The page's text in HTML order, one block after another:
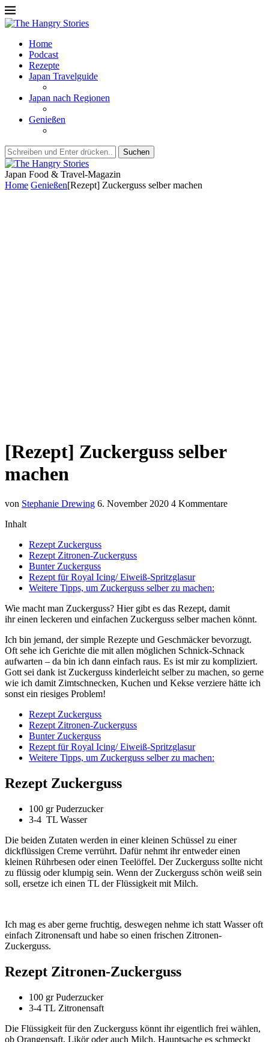
Home
Podcast
Rezepte
Japan Travelguide
Japan nach Regionen
Genießen
Suchen
Japan Food & Travel-Magazin
Home Genießen[Rezept] Zuckerguss selber machen
[Rezept] Zuckerguss selber
machen
von Stephanie Drewing 6. November 2020 4 Kommentare
Inhalt
Rezept Zuckerguss
Rezept Zitronen-Zuckerguss
Bunter Zuckerguss
Rezept für Royal Icing/ Eiweiß-Spritzglasur
Weitere Tipps, um Zuckerguss selber zu machen:
Wie macht man Zuckerguss? Hier gibt es das Rezept, damit
ihr einen leckeren und einfachen Zuckerguss selber machen könnt.
Ich bin jemand, der simple Rezepte und Geschmäcker bevorzugt.
Oft sehe ich Gerichte die mit allen möglichen Schnick-Schnack
aufwarten – da bin ich dann einfach raus. Es ist mir zu kompliziert.
Gott sei dank ist Zuckerguss kinderleicht selber zu machen, so gerne
wie ich damit Zimtschnecken, Kuchen und Kekse verziere hätte ich
sonst ein riesiges Problem!
Rezept Zuckerguss
Rezept Zitronen-Zuckerguss
Bunter Zuckerguss
Rezept für Royal Icing/ Eiweiß-Spritzglasur
Weitere Tipps, um Zuckerguss selber zu machen:
Rezept Zuckerguss
100 gr Puderzucker
3-4 TL Wasser
Die beiden Zutaten werden in einer kleinen Schüssel zu einer
dickflüssigen Creme verrührt. Dafür nehmt ihr entweder einen
kleinen Rührbesen oder einen Teelöffel. Der Zuckerguss sollte nicht
zu flüssig oder klumpig sein. Wenn der Zuckerguss schön weiß sein
soll, ersetze ich einen TL der Flüssigkeit mit Milch.
Ich mag es aber gerne fruchtig, deswegen nehme ich statt Wasser oft
einfach Zitronensaft und habe so einen frischen Zitronen-
Zuckerguss.
Rezept Zitronen-Zuckerguss
100 gr Puderzucker
3-4 TL Zitronensaft
Die Flüssigkeit für den Zuckerguss könnt ihr eigentlich frei wählen,
ob Orangensaft, Likör oder auch Milch. Hauptsache es schmeckt